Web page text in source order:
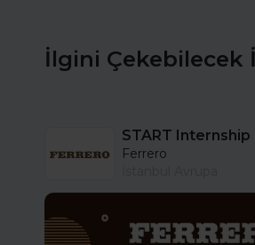
İlgini Çekebilecek
Ferrero